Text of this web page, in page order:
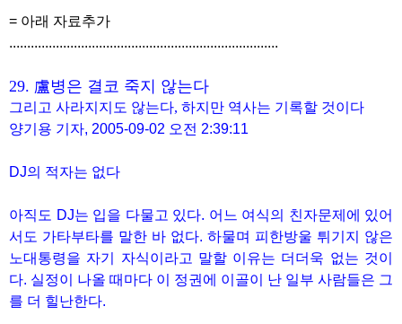
= 아래 자료추가
...........................................................................
29. 盧병은 결코 죽지 않는다
그리고 사라지지도 않는다, 하지만 역사는 기록할 것이다
양기용 기자, 2005-09-02 오전 2:39:11
DJ의 적자는 없다
아직도 DJ는 입을 다물고 있다. 어느 여식의 친자문제에 있어
서도 가타부타를 말한 바 없다. 하물며 피한방울 튀기지 않은
노대통령을 자기 자식이라고 말할 이유는 더더욱 없는 것이
다. 실정이 나올 때마다 이 정권에 이골이 난 일부 사람들은 그
를 더 힐난한다.